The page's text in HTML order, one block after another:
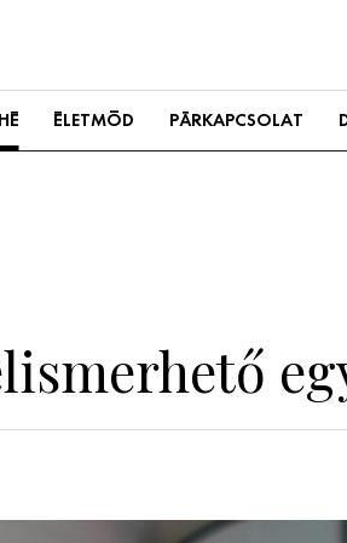
ÉLETMÓD PÁRKAPCSOLAT